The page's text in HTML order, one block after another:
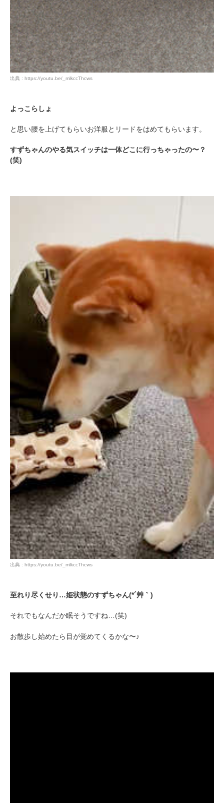
出典 : https://youtu.be/_mlkccThcws
よっこらしょ
と思い腰を上げてもらいお洋服とリードをはめてもらいます。
すずちゃんのやる気スイッチは一体どこに行っちゃったの〜？
(笑)
出典 : https://youtu.be/_mlkccThcws
至れり尽くせり…姫状態のすずちゃん(*´艸｀)
それでもなんだか眠そうですね…(笑)
お散歩し始めたら目が覚めてくるかな〜♪
pecodogs
pecocats
アプリをダウンロードする